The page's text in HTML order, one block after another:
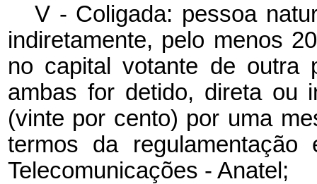
V - Coligada: pessoa
indiretamente, pelo menos
no capital votante de outra
ambas for detido, direta ou
(vinte por cento) por uma
termos da
Telecomunicações - Anatel;